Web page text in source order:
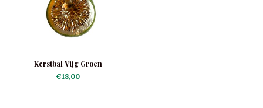
Kerstbal Vijg Groen
€18,00